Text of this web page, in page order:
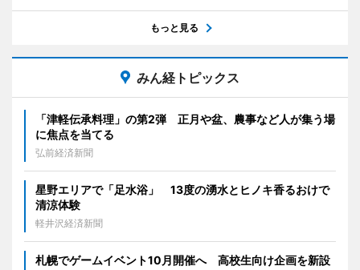
もっと見る
みん経トピックス
「津軽伝承料理」の第2弾 正月や盆、農事など人が集う場
に焦点を当てる
弘前経済新聞
星野エリアで「足水浴」 13度の湧水とヒノキ香るおけで
清涼体験
軽井沢経済新聞
札幌でゲームイベント10月開催へ 高校生向け企画を新設